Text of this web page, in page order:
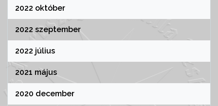
2022 október
2022 szeptember
2022 július
2021 május
2020 december